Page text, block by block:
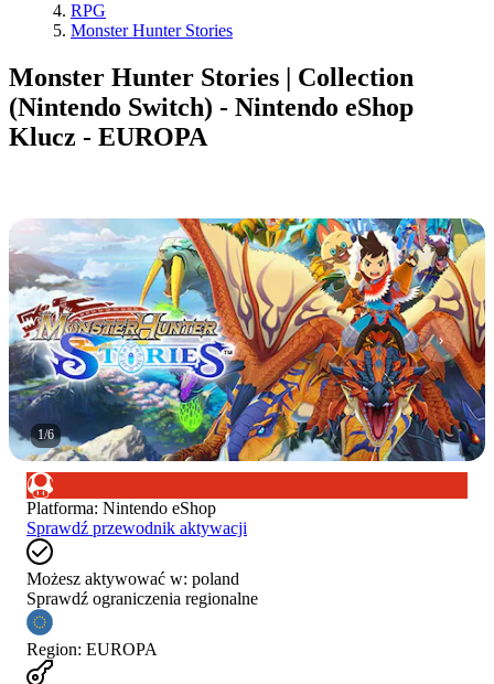
RPG
Monster Hunter Stories
Monster Hunter Stories | Collection
(Nintendo Switch) - Nintendo eShop
Klucz - EUROPA
1/6
Platforma: Nintendo eShop
Sprawdź przewodnik aktywacji
Możesz aktywować w: poland
Sprawdź ograniczenia regionalne
Region: EUROPA